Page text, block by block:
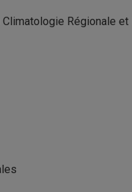
Régionale